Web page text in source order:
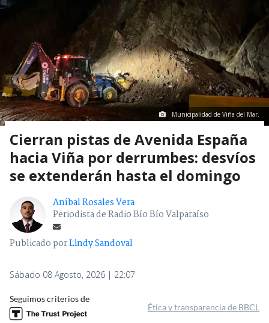
Municipalidad de Viña del Mar.
Cierran pistas de Avenida España
hacia Viña por derrumbes: desvíos
se extenderán hasta el domingo
Aníbal Rosales Vera
Periodista de Radio Bío Bío Valparaíso
Publicado porLindy Sandoval
Sábado 08 Agosto, 2026 | 22:07
Seguimos criterios de
Ética y transparencia de BBCL